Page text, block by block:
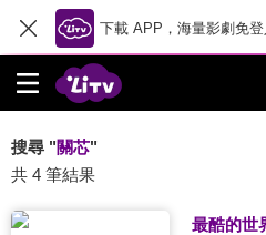
下載 APP，海量影劇免
搜尋 "關芯"
共 4 筆結果
最酷的世